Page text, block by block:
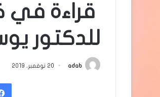
قراءة في
للدكتور
adab 20 نوفمبر، 2019